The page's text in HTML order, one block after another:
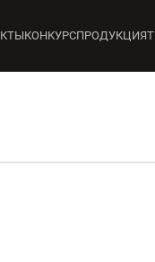
КОНКУРСПРОДУКЦИЯ